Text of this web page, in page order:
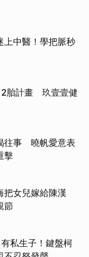
上中醫！學把脈秒
2胎計畫 玖壹壹健
往事 曉帆愛意表
擊
把女兒嫁給陳漢
節
私生子！鍵盤柯